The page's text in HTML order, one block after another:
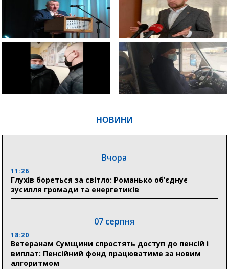
НОВИНИ
Вчора
11:26
Глухів бореться за світло: Романько об’єднує
зусилля громади та енергетиків
07 серпня
18:20
Ветеранам Сумщини спростять доступ до пенсій і
виплат: Пенсійний фонд працюватиме за новим
алгоритмом